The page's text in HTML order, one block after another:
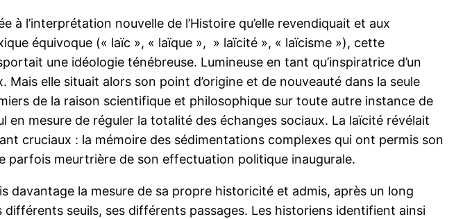
l’interprétation nouvelle de l’Histoire qu’elle revendiquait et aux
équivoque (« laïc », « laïque », » laïcité », « laïcisme »), cette
une idéologie ténébreuse. Lumineuse en tant qu’inspiratrice d’un
elle situait alors son point d’origine et de nouveauté dans la seule
de la raison scientifique et philosophique sur toute autre instance de
en mesure de réguler la totalité des échanges sociaux. La laïcité révélait
cruciaux : la mémoire des sédimentations complexes qui ont permis son
parfois meurtrière de son effectuation politique inaugurale.
davantage la mesure de sa propre historicité et admis, après un long
seuils, ses différents passages. Les historiens identifient ainsi